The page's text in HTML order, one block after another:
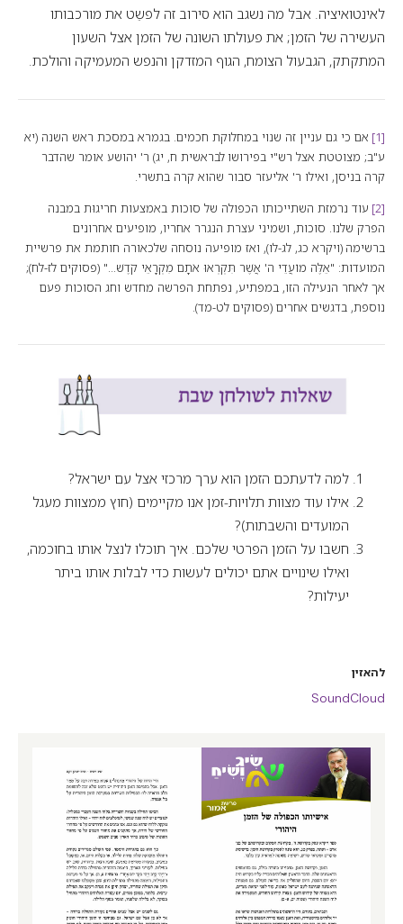
להאזין
SoundCloud
לאינטואיציה. אבל מה נשגב הוא סירוב זה לפשֵט את מורכבותו
העשירה של הזמן; את פעולתו השונה של הזמן אצל השעון
המתקתק, הגבעול הצומח, הגוף המזדקן והנפש המעמיקה והולכת.
[1]
אם כי גם עניין זה שנוי במחלוקת חכמים. בגמרא במסכת ראש השנה (יא
ע"ב; מצוטטת אצל רש"י בפירושו לבראשית ח, יג) ר' יהושע אומר שהדבר
קרה בניסן, ואילו ר' אליעזר סבור שהוא קרה בתשרי.
[2]
עוד נרמזת השתייכותו הכפולה של סוכות באמצעות חריגוּת במבנה
הפרק שלנו. סוכות, ושמיני עצרת הנגרר אחריו, מופיעים אחרונים
ברשימה (ויקרא כג, לג-לו), ואז מופיעה נוסחה שלכאורה חותמת את פרשיית
המועדות: "אֵלֶּה מוֹעֲדֵי ה' אֲשֶׁר תִּקְרְאוּ אֹתָם מִקְרָאֵי קֹדֶשׁ..." (פסוקים לז-לח);
אך לאחר הנעילה הזו, במפתיע, נפתחת הפרשה מחדש וחג הסוכות פעם
נוספת, בדגשים אחרים (פסוקים לט-מד).
למה לדעתכם הזמן הוא ערך מרכזי אצל עם ישראל?
אילו עוד מצוות תלויות-זמן אנו מקיימים (חוץ ממצוות מעגל
המועדים והשבתות)?
חשבו על הזמן הפרטי שלכם. איך תוכלו לנצל אותו בחוכמה,
ואילו שינויים אתם יכולים לעשות כדי לבלות אותו ביתר
יעילות?